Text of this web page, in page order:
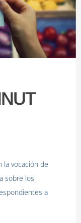
la vocación de
sobre los
a